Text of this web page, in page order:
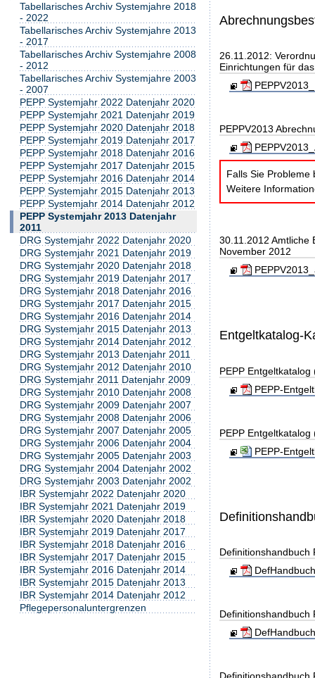
26.11.2012:
Einrichtungen für
PEPPV2013
Falls Sie Probleme
Weitere
30.11.2012 Amtliche
November 2012
Entgeltkatalog-
PEPP Entgeltkatalog
PEPP-
PEPP Entgeltkatalog
PEPP-
Definitionshandbuch
Definitionshandbuch
Tabellarisches Archiv Systemjahre 2018
- 2022
Tabellarisches Archiv Systemjahre 2013
- 2017
Tabellarisches Archiv Systemjahre 2008
- 2012
Tabellarisches Archiv Systemjahre 2003
- 2007
PEPP Systemjahr 2022 Datenjahr 2020
PEPP Systemjahr 2021 Datenjahr 2019
PEPP Systemjahr 2020 Datenjahr 2018
PEPP Systemjahr 2019 Datenjahr 2017
PEPP Systemjahr 2018 Datenjahr 2016
PEPP Systemjahr 2017 Datenjahr 2015
PEPP Systemjahr 2016 Datenjahr 2014
PEPP Systemjahr 2015 Datenjahr 2013
PEPP Systemjahr 2014 Datenjahr 2012
PEPP Systemjahr 2013 Datenjahr
2011
DRG Systemjahr 2022 Datenjahr 2020
DRG Systemjahr 2021 Datenjahr 2019
DRG Systemjahr 2020 Datenjahr 2018
DRG Systemjahr 2019 Datenjahr 2017
DRG Systemjahr 2018 Datenjahr 2016
DRG Systemjahr 2017 Datenjahr 2015
DRG Systemjahr 2016 Datenjahr 2014
DRG Systemjahr 2015 Datenjahr 2013
DRG Systemjahr 2014 Datenjahr 2012
DRG Systemjahr 2013 Datenjahr 2011
DRG Systemjahr 2012 Datenjahr 2010
DRG Systemjahr 2011 Datenjahr 2009
DRG Systemjahr 2010 Datenjahr 2008
DRG Systemjahr 2009 Datenjahr 2007
DRG Systemjahr 2008 Datenjahr 2006
DRG Systemjahr 2007 Datenjahr 2005
DRG Systemjahr 2006 Datenjahr 2004
DRG Systemjahr 2005 Datenjahr 2003
DRG Systemjahr 2004 Datenjahr 2002
DRG Systemjahr 2003 Datenjahr 2002
IBR Systemjahr 2022 Datenjahr 2020
IBR Systemjahr 2021 Datenjahr 2019
IBR Systemjahr 2020 Datenjahr 2018
IBR Systemjahr 2019 Datenjahr 2017
IBR Systemjahr 2018 Datenjahr 2016
IBR Systemjahr 2017 Datenjahr 2015
IBR Systemjahr 2016 Datenjahr 2014
IBR Systemjahr 2015 Datenjahr 2013
IBR Systemjahr 2014 Datenjahr 2012
Pflegepersonaluntergrenzen